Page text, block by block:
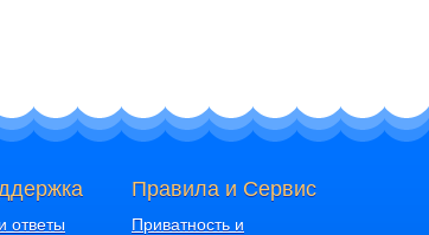
ответы
Правила и Сервис
Приватность и